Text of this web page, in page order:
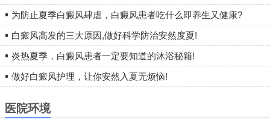
为防止夏季白癜风肆虐，白癜风患者吃什么即养生又健康?
白癜风高发的三大原因,做好科学防治安然度夏!
炎热夏季，白癜风患者一定要知道的沐浴秘籍!
做好白癜风护理，让你安然入夏无烦恼!
医院环境